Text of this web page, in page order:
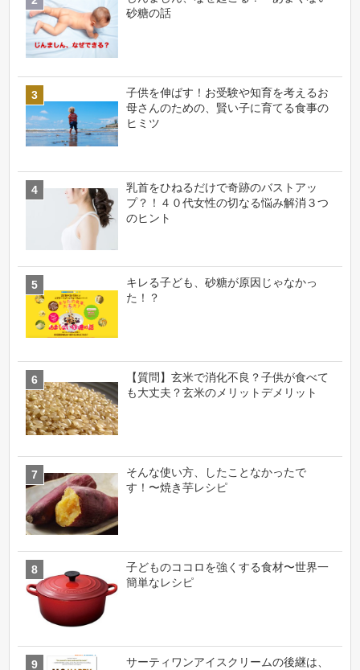
砂糖の話
子供を伸ばす！お受験や知育を考えるお
母さんのための、賢い子に育てる食事の
ヒミツ
乳首をひねるだけで奇跡のバストアッ
プ？！４０代女性の切なる悩み解消３つ
のヒント
キレる子ども、砂糖が原因じゃなかっ
た！？
【質問】玄米で消化不良？子供が食べて
も大丈夫？玄米のメリットデメリット
そんな使い方、したことなかったで
す！〜焼き芋レシピ
子どものココロを強くする食材〜世界一
簡単なレシピ
サーティワンアイスクリームの後継は、